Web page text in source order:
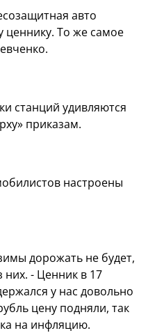
авто
ценнику. То же самое
станций удивляются
приказам.
настроены
дорожать не будет,
- Ценник в 17
у нас довольно
цену подняли, так
на инфляцию.